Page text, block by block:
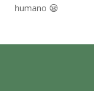
humano 😪